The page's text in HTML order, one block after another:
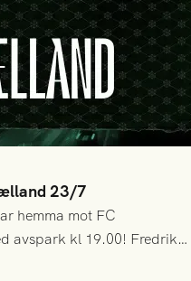
23/7
hemma mot FC
avspark kl 19.00! Fredrik
ut följande trupp till